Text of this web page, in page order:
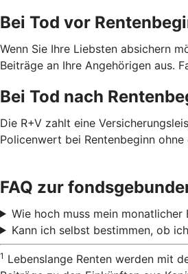
Bei Tod vor
Wenn Sie Ihre Liebsten absichern
Beiträge an Ihre Angehörigen aus.
Bei Tod nach
Die R+V zahlt eine
Policenwert bei Rentenbeginn
FAQ zur
Wie hoch muss mein monatlicher
Kann ich selbst bestimmen, ob
1 Lebenslange Renten werden mit